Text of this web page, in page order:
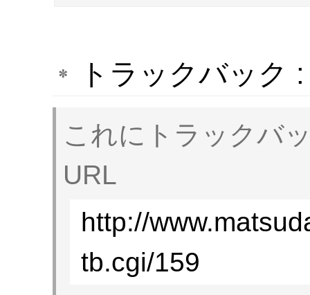
トラックバック
これにトラックバ
URL
http://
tb.cgi/159